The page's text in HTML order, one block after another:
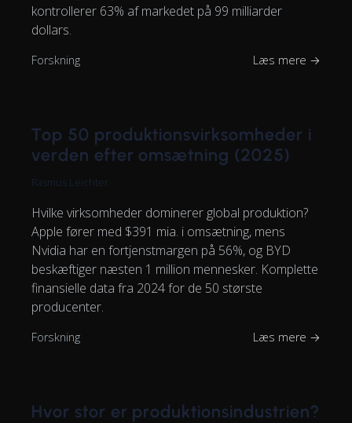
kontrollerer 63% af markedet på 99 milliarder
dollars.
Forskning Læs mere →
Top 50 produktionsvirksomheder i
verden efter omsætning (2025)
Rasmus Leichter
Hvilke virksomheder dominerer global produktion?
Apple fører med $391 mia. i omsætning, mens
Nvidia har en fortjenstmargen på 56%, og BYD
beskæftiger næsten 1 million mennesker. Komplette
finansielle data fra 2024 for de 50 største
producenter.
Forskning Læs mere →
Hvor stor er produktionsindustrien?